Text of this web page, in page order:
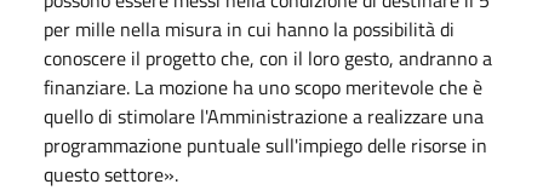
per mille nella misura in cui hanno la possibilità di
conoscere il progetto che, con il loro gesto, andranno a
finanziare. La mozione ha uno scopo meritevole che è
quello di stimolare l'Amministrazione a realizzare una
programmazione puntuale sull'impiego delle risorse in
questo settore».